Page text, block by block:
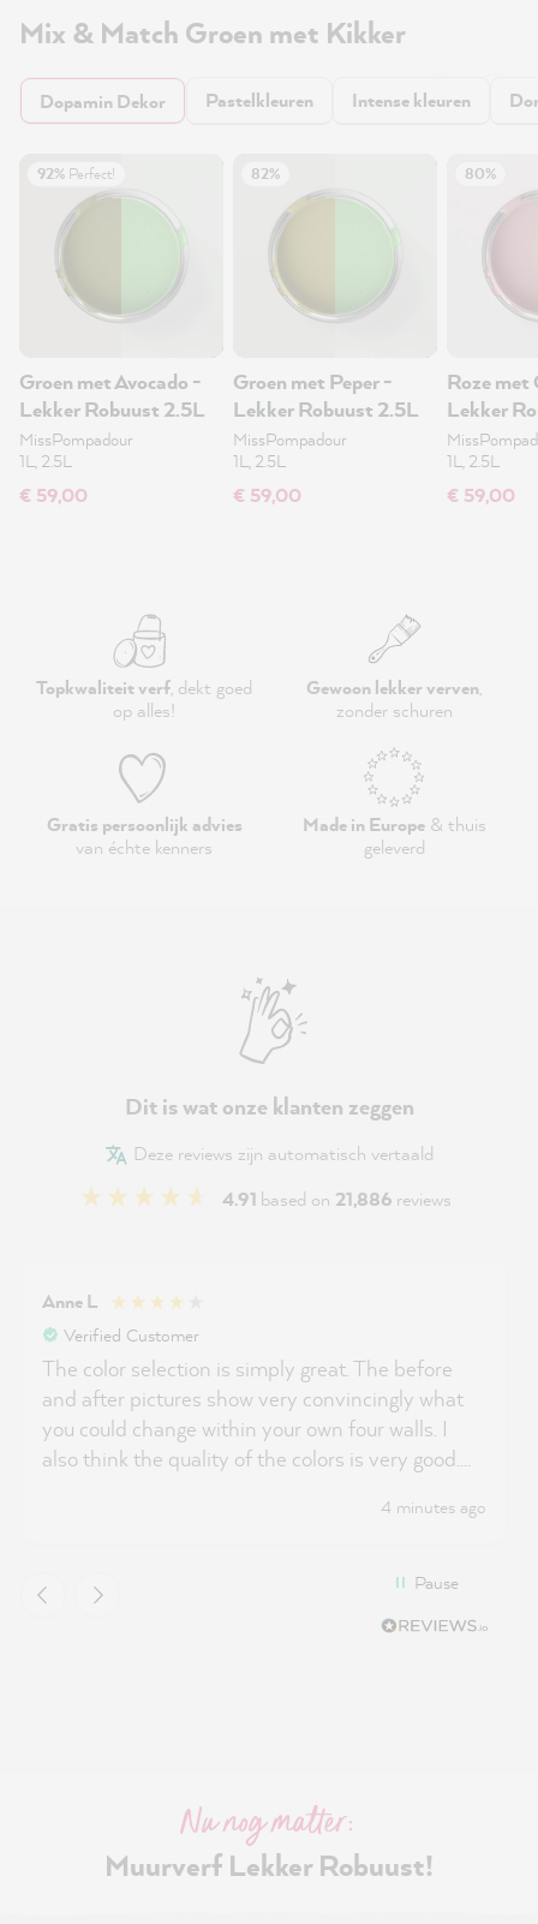
Mix & Match Groen met Kikker
Dopamin Dekor Pastelkleuren Intense kleuren
92% Perfect!
Groen met Avocado -
Lekker Robuust 2.5L
MissPompadour
1L, 2.5L
€ 59,00
82%
Groen met Peper -
Lekker Robuust 2.5L
MissPompadour
1L, 2.5L
€ 59,00
80%
Roze met
Lekker
1L, 2.5L
€ 59,00
Topkwaliteit verf, dekt goed
op alles!
Gewoon lekker verven,
zonder schuren
Gratis persoonlijk advies
van échte kenners
Made in Europe& thuis
geleverd
Dit is wat onze klanten zeggen
Deze reviews zijn automatisch vertaald
4.91 based on 21,886 reviews
Anne L
Verified Customer
The color selection is simply great. The before
and after pictures show very convincingly what
you could change within your own four walls. I
also think the quality of the colors is very good.
4 minutes ago
Pause
Nu nog matter:
Muurverf Lekker Robuust!